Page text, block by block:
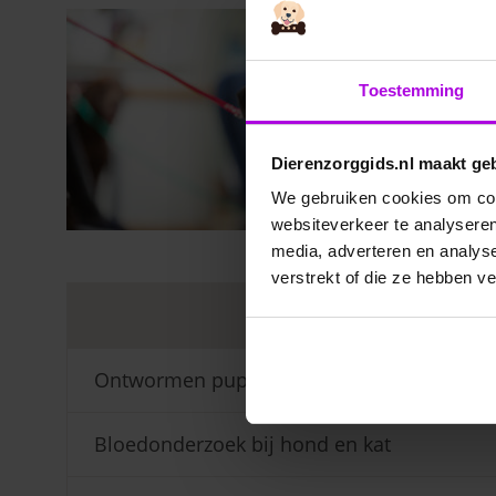
Toestemming
Dierenzorggids.nl maakt
We gebruiken cookies om
websiteverkeer te
media, adverteren en
verstrekt of die ze hebben
Ontwormen pup
Bloedonderzoek bij hond en kat